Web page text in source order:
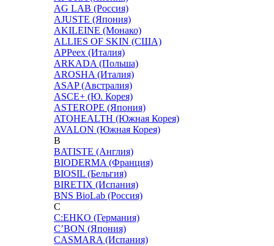
AG LAB (Россия)
AJUSTE (Япония)
AKILEINE (Монако)
ALLIES OF SKIN (США)
APPeex (Италия)
ARKADA (Польша)
AROSHA (Италия)
ASAP (Австралия)
ASCE+ (Ю. Корея)
ASTEROPE (Япония)
ATOHEALTH (Южная Корея)
AVALON (Южная Корея)
B
BATISTE (Англия)
BIODERMA (Франция)
BIOSIL (Бельгия)
BIRETIX (Испания)
BNS BioLab (Россия)
C
C:EHKO (Германия)
C’BON (Япония)
CASMARA (Испания)